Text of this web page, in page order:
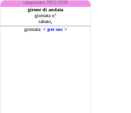
campionato 2025-2026
girone di andata
giornata n°
sabato,
giornata: < pre suc >